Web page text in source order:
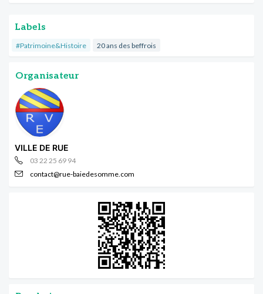
Labels
#Patrimoine&Histoire 20 ans des beffrois
Organisateur
VILLE DE RUE
03 22 25 69 94
contact@rue-baiedesomme.com